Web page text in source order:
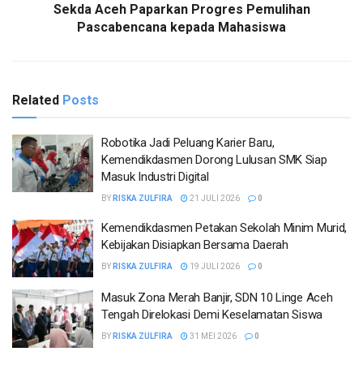
Sekda Aceh Paparkan Progres Pemulihan
Pascabencana kepada Mahasiswa
Related Posts
Robotika Jadi Peluang Karier Baru,
Kemendikdasmen Dorong Lulusan SMK Siap
Masuk Industri Digital
BY RISKA ZULFIRA 21 JULI 2026 0
Kemendikdasmen Petakan Sekolah Minim Murid,
Kebijakan Disiapkan Bersama Daerah
BY RISKA ZULFIRA 19 JULI 2026 0
Masuk Zona Merah Banjir, SDN 10 Linge Aceh
Tengah Direlokasi Demi Keselamatan Siswa
BY RISKA ZULFIRA 31 MEI 2026 0